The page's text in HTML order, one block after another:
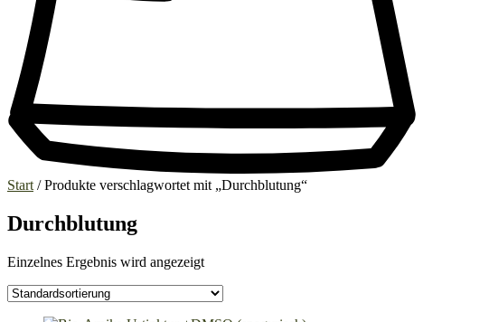
Start / Produkte verschlagwortet mit „Durchblutung“
Durchblutung
Einzelnes Ergebnis wird angezeigt